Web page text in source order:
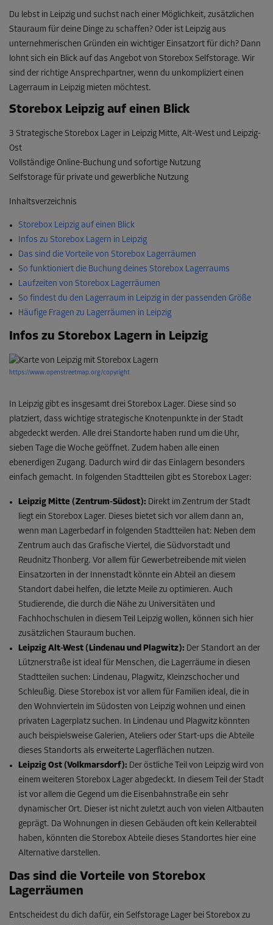
Du lebst in Leipzig und suchst nach einer Möglichkeit, zusätzlichen
Stauraum für deine Dinge zu schaffen? Oder ist Leipzig aus
unternehmerischen Gründen ein wichtiger Einsatzort für dich? Dann
lohnt sich ein Blick auf das Angebot von Storebox Selfstorage. Wir
sind der richtige Ansprechpartner, wenn du unkompliziert einen
Lagerraum in Leipzig mieten möchtest.
Storebox Leipzig auf einen Blick
3 Strategische Storebox Lager in Leipzig Mitte, Alt-West und Leipzig-
Ost
Vollständige Online-Buchung und sofortige Nutzung
Selfstorage für private und gewerbliche Nutzung
Inhaltsverzeichnis
Storebox Leipzig auf einen Blick
Infos zu Storebox Lagern in Leipzig
Das sind die Vorteile von Storebox Lagerräumen
So funktioniert die Buchung deines Storebox Lagerraums
Laufzeiten von Storebox Lagerräumen
So findest du den Lagerraum in Leipzig in der passenden Größe
Häufige Fragen zu Lagerräumen in Leipzig
Infos zu Storebox Lagern in Leipzig
https://www.openstreetmap.org/copyright
In Leipzig gibt es insgesamt drei Storebox Lager. Diese sind so
platziert, dass wichtige strategische Knotenpunkte in der Stadt
abgedeckt werden. Alle drei Standorte haben rund um die Uhr,
sieben Tage die Woche geöffnet. Zudem haben alle einen
ebenerdigen Zugang. Dadurch wird dir das Einlagern besonders
einfach gemacht. In folgenden Stadtteilen gibt es Storebox Lager:
Leipzig Mitte (Zentrum-Südost): Direkt im Zentrum der Stadt
liegt ein Storebox Lager. Dieses bietet sich vor allem dann an,
wenn man Lagerbedarf in folgenden Stadtteilen hat: Neben dem
Zentrum auch das Grafische Viertel, die Südvorstadt und
Reudnitz Thonberg. Vor allem für Gewerbetreibende mit vielen
Einsatzorten in der Innenstadt könnte ein Abteil an diesem
Standort dabei helfen, die letzte Meile zu optimieren. Auch
Studierende, die durch die Nähe zu Universitäten und
Fachhochschulen in diesem Teil Leipzig wollen, können sich hier
zusätzlichen Stauraum buchen.
Leipzig Alt-West (Lindenau und Plagwitz): Der Standort an der
Lütznerstraße ist ideal für Menschen, die Lagerräume in diesen
Stadtteilen suchen: Lindenau, Plagwitz, Kleinzschocher und
Schleußig. Diese Storebox ist vor allem für Familien ideal, die in
den Wohnvierteln im Südosten von Leipzig wohnen und einen
privaten Lagerplatz suchen. In Lindenau und Plagwitz könnten
auch beispielsweise Galerien, Ateliers oder Start-ups die Abteile
dieses Standorts als erweiterte Lagerflächen nutzen.
Leipzig Ost (Volkmarsdorf): Der östliche Teil von Leipzig wird von
einem weiteren Storebox Lager abgedeckt. In diesem Teil der Stadt
ist vor allem die Gegend um die Eisenbahnstraße ein sehr
dynamischer Ort. Dieser ist nicht zuletzt auch von vielen Altbauten
geprägt. Da Wohnungen in diesen Gebäuden oft kein Kellerabteil
haben, könnten die Storebox Abteile dieses Standortes hier eine
Alternative darstellen.
Das sind die Vorteile von Storebox
Lagerräumen
Entscheidest du dich dafür, ein Selfstorage Lager bei Storebox zu